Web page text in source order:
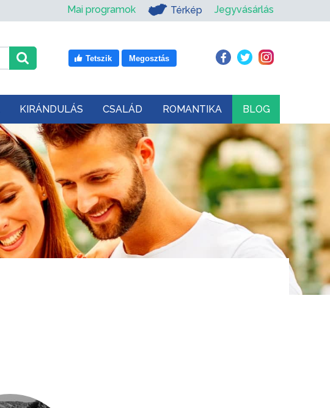
Mai programok Térkép Jegyvásárlás
Tetszik Megosztás
KIRÁNDULÁS CSALÁD ROMANTIKA BLOG